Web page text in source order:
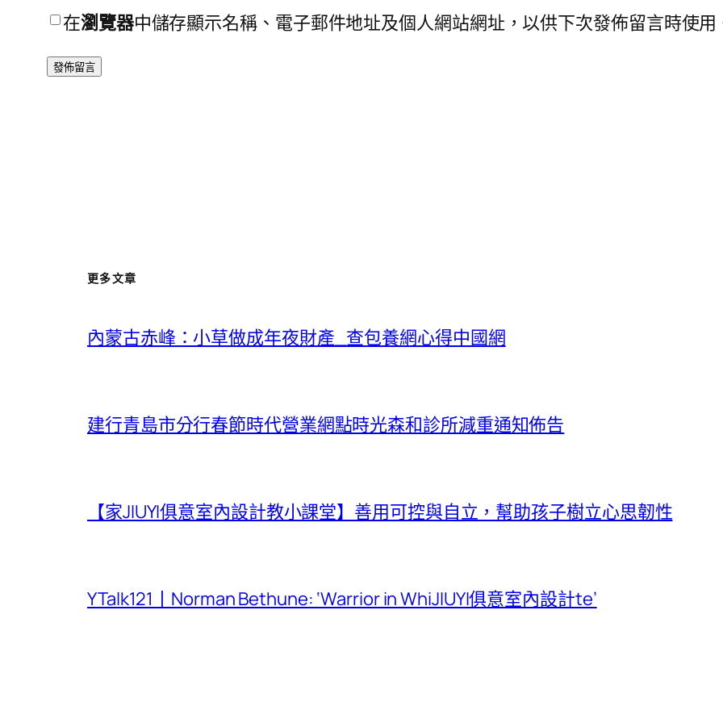
在瀏覽器中儲存顯示名稱、電子郵件地址及個人網站網址，以供下次發佈留言時使用
更多文章
內蒙古赤峰：小草做成年夜財產_查包養網心得中國網
建行青島市分行春節時代營業網點時光森和診所減重通知佈告
【家JIUYI俱意室內設計教小課堂】善用可控與自立，幫助孩子樹立心思韌性
YTalk121丨Norman Bethune: ‘Warrior in WhiJIUYI俱意室內設計te’